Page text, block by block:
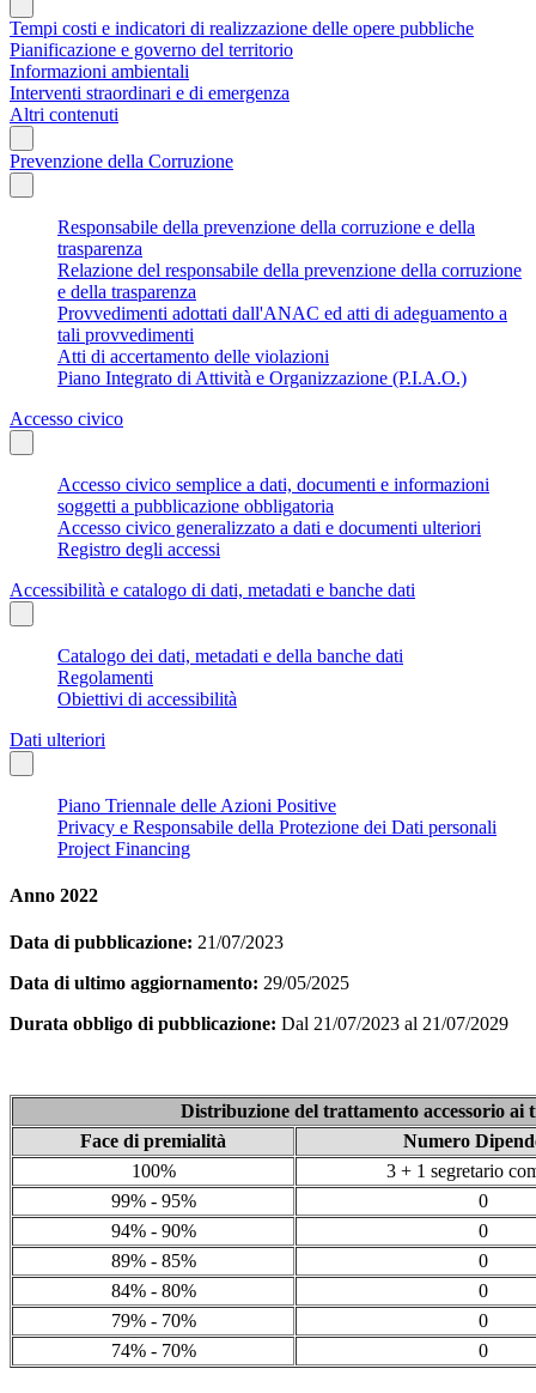
Tempi costi e indicatori di realizzazione delle opere pubbliche
Pianificazione e governo del territorio
Informazioni ambientali
Interventi straordinari e di emergenza
Altri contenuti
Prevenzione della Corruzione
Responsabile della prevenzione della corruzione e della
trasparenza
Relazione del responsabile della prevenzione della corruzione
e della trasparenza
Provvedimenti adottati dall'ANAC ed atti di adeguamento a
tali provvedimenti
Atti di accertamento delle violazioni
Piano Integrato di Attività e Organizzazione (P.I.A.O.)
Accesso civico
Accesso civico semplice a dati, documenti e informazioni
soggetti a pubblicazione obbligatoria
Accesso civico generalizzato a dati e documenti ulteriori
Registro degli accessi
Accessibilità e catalogo di dati, metadati e banche dati
Catalogo dei dati, metadati e della banche dati
Regolamenti
Obiettivi di accessibilità
Dati ulteriori
Piano Triennale delle Azioni Positive
Privacy e Responsabile della Protezione dei Dati personali
Project Financing
Anno 2022
Data di pubblicazione: 21/07/2023
Data di ultimo aggiornamento: 29/05/2025
Durata obbligo di pubblicazione: Dal 21/07/2023 al 21/07/2029
Distribuzione del trattamento accessorio ai
Face di premialità
Numero
100%
3 + 1 segretario
99% - 95%
0
94% - 90%
0
89% - 85%
0
84% - 80%
0
79% - 70%
0
74% - 70%
0